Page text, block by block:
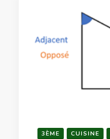
3ÈME CUISINE